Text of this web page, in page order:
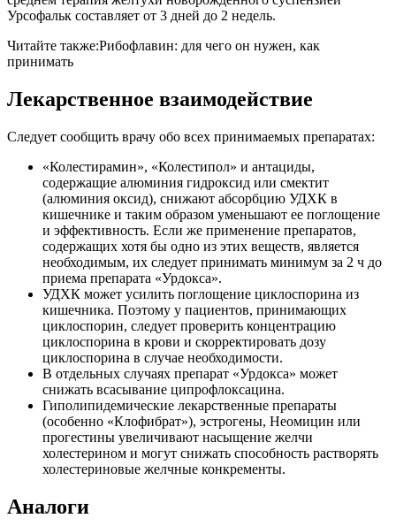
Урсофальк составляет от 3 дней до 2 недель.
Читайте также:Рибофлавин: для чего он нужен, как
принимать
Лекарственное взаимодействие
Следует сообщить врачу обо всех принимаемых препаратах:
«Колестирамин», «Колестипол» и антациды,
содержащие алюминия гидроксид или смектит
(алюминия оксид), снижают абсорбцию УДХК в
кишечнике и таким образом уменьшают ее поглощение
и эффективность. Если же применение препаратов,
содержащих хотя бы одно из этих веществ, является
необходимым, их следует принимать минимум за 2 ч до
приема препарата «Урдокса».
УДХК может усилить поглощение циклоспорина из
кишечника. Поэтому у пациентов, принимающих
циклоспорин, следует проверить концентрацию
циклоспорина в крови и скорректировать дозу
циклоспорина в случае необходимости.
В отдельных случаях препарат «Урдокса» может
снижать всасывание ципрофлоксацина.
Гиполипидемические лекарственные препараты
(особенно «Клофибрат»), эстрогены, Неомицин или
прогестины увеличивают насыщение желчи
холестерином и могут снижать способность растворять
холестериновые желчные конкременты.
Аналоги